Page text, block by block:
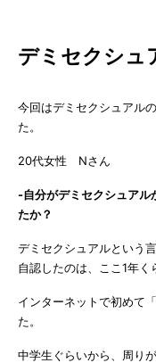
デミセクシュ
今回はデミセクシュアル
た。
20代女性 Nさん
-自分がデミセクシュアル
たか？
デミセクシュアルという
自認したのは、ここ1年く
インターネットで初めて
た。
中学生ぐらいから、周り